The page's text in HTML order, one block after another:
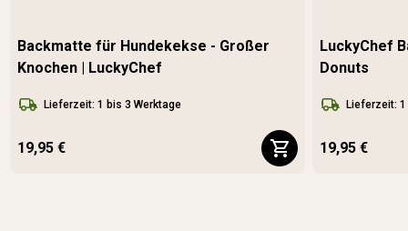
Backmatte für Hundekekse - Großer
Knochen | LuckyChef
Lieferzeit: 1 bis 3 Werktage
19,95 €
LuckyChef
Donuts
Lieferzeit: 1
19,95 €